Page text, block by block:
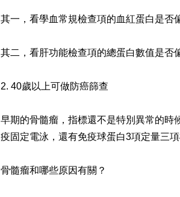
其一，看學血常規檢查項的血紅蛋白是否
其二，看肝功能檢查項的總蛋白數值是否
2. 40歲以上可做防癌篩查
早期的骨髓瘤，指標還不是特別異常的時
疫固定電泳，還有免疫球蛋白3項定量三項
骨髓瘤和哪些原因有關？